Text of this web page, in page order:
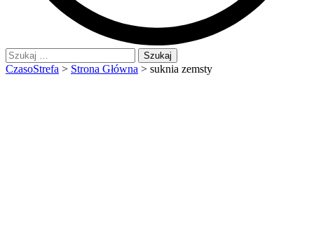
Szukaj:
CzasoStrefa > Strona Główna > suknia zemsty